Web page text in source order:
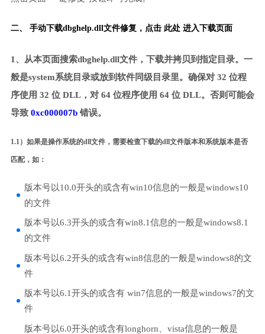
二、 手动下载dbghelp.dll文件修复， 点击 此处 进入下载页面
1、从本页面搜索dbghelp.dll文件，下载并拷贝到指定目录。一
般是system系统目录或放到软件同级目录里。确保对 32 位程
序使用 32 位 DLL，对 64 位程序使用 64 位 DLL。否则可能会
导致 0xc000007b错误。
1.1）如果是操作系统的dll文件，需要检查下载的dll文件版本和系统版本是否
匹配，如：
版本号以10.0开头的或含有win10信息的一般是windows10
的文件
版本号以6.3开头的或含有win8.1信息的一般是windows8.1
的文件
版本号以6.2开头的或含有win8信息的一般是windows8的文
件
版本号以6.1开头的或含有 win7信息的一般是windows7的文
件
版本号以6.0开头的或含有longhorn、vista信息的一般是